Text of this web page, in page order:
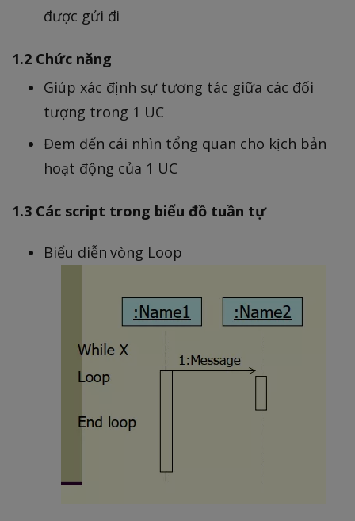
được gửi đi
1.2 Chức năng
Giúp xác định sự tương tác giữa các đối
tượng trong 1 UC
Đem đến cái nhìn tổng quan cho kịch bản
hoạt động của 1 UC
1.3 Các script trong biểu đồ tuần tự
Biểu diễn vòng Loop